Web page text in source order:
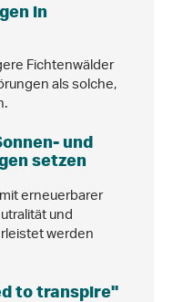
in
Fichtenwälder
als solche,
und
setzen
erneuerbarer
und
werden
to transpire"